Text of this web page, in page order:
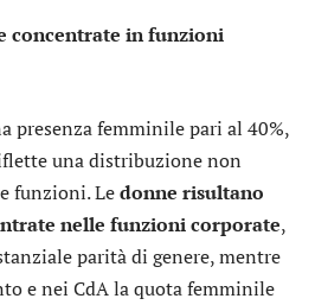
concentrate in funzioni
presenza femminile pari al 40%,
una distribuzione non
funzioni. Ledonne risultano
nelle funzioni corporate,
parità di genere, mentre
e nei CdA la quota femminile